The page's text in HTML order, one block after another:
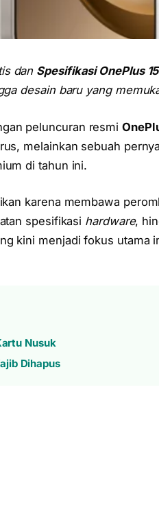
dan Spesifikasi OnePlus
desain baru yang
peluncuran resmi
melainkan sebuah
di tahun ini.
karena membawa
spesifikasi hardware,
kini menjadi fokus utama
Nusuk
Dihapus